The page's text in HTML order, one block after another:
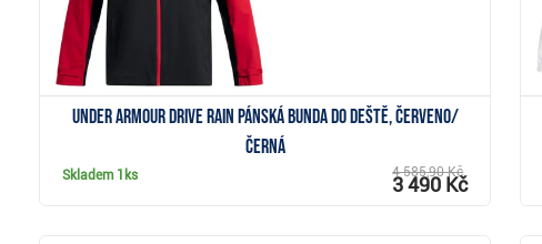
Under Armour Drive Rain pánská bunda do deště, červeno/
černá
Skladem 1ks 4 585,90 Kč
3 490 Kč